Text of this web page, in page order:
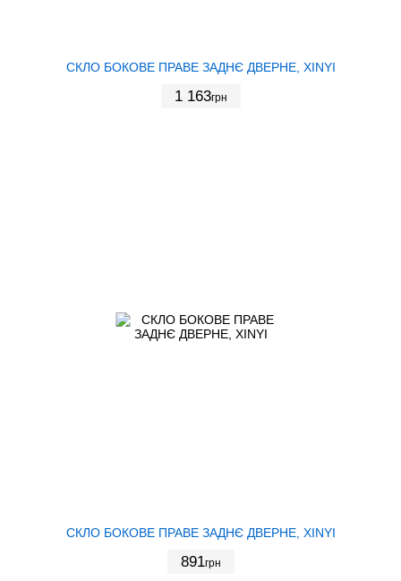
СКЛО БОКОВЕ ПРАВЕ ЗАДНЄ ДВЕРНЕ, XINYI
1 163грн
СКЛО БОКОВЕ ПРАВЕ ЗАДНЄ ДВЕРНЕ, XINYI
891грн